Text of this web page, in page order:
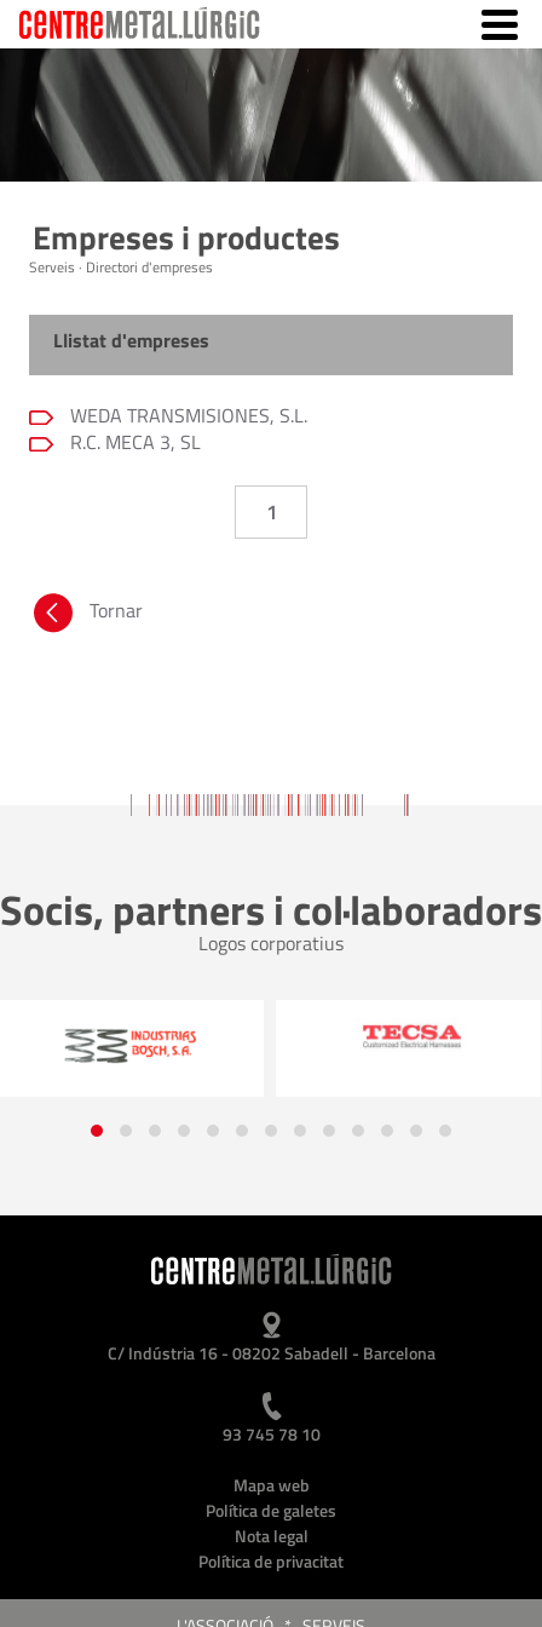
Empreses i productes
Serveis · Directori d'empreses
Llistat d'empreses
WEDA TRANSMISIONES, S.L.
R.C. MECA 3, SL
1
Tornar
Socis, partners i col·laboradors
Logos corporatius
C/ Indústria 16 - 08202 Sabadell - Barcelona
93 745 78 10
Mapa web
Política de galetes
Nota legal
Política de privacitat